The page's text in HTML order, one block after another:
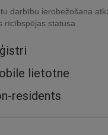
darbību ierobežošana
rīcībspējas statusa
lietotne
residents